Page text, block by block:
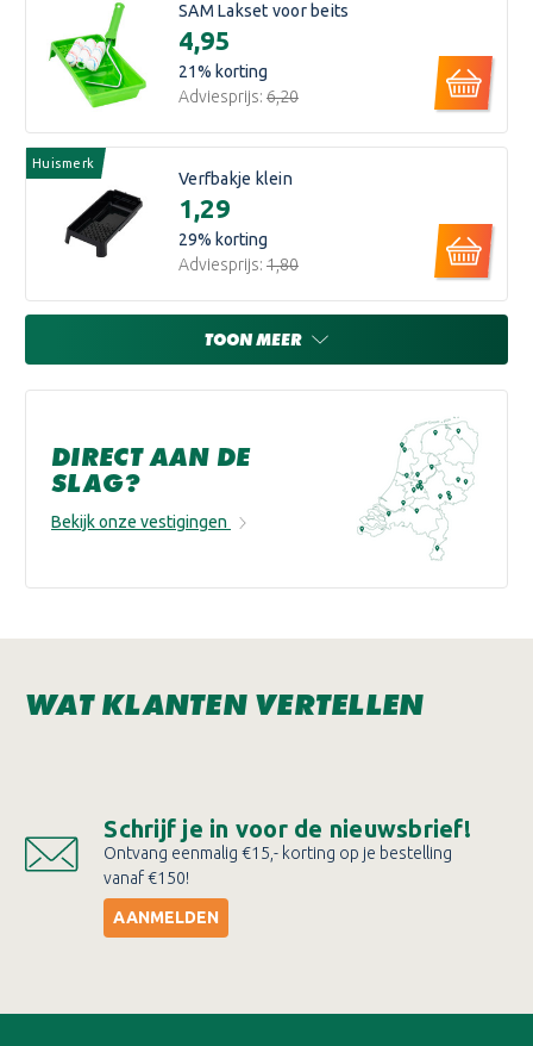
SAM Lakset voor beits
€4,95
21% korting
Adviesprijs: €6,20
Huismerk
Verfbakje klein
€1,29
29% korting
Adviesprijs: €1,80
TOON MEER
DIRECT AAN DE
SLAG?
Bekijk onze vestigingen
WAT KLANTEN VERTELLEN
Schrijf je in voor de nieuwsbrief!
Ontvang eenmalig €15,- korting op je bestelling
vanaf €150!
AANMELDEN